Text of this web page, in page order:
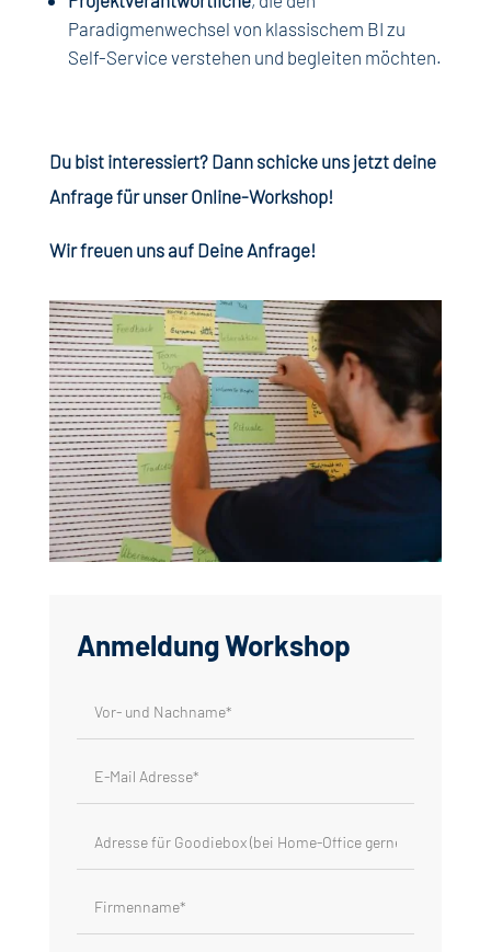
Paradigmenwechsel von klassischem BI zu
Self-Service verstehen und begleiten möchten.
Du bist interessiert? Dann schicke uns jetzt deine
Anfrage für unser Online-Workshop!
Wir freuen uns auf Deine Anfrage!
Anmeldung Workshop